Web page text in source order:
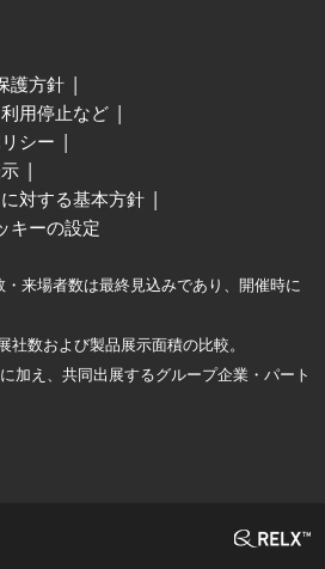
護方針
用停止など
シー
対する基本方針
キーの設定
来場者数は最終見込みであり、開催時に
数および製品展示面積の比較。
加え、共同出展するグループ企業・パート